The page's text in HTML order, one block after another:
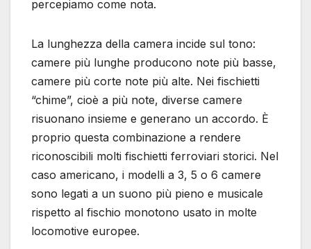
percepiamo come nota.
La lunghezza della camera incide sul tono:
camere più lunghe producono note più basse,
camere più corte note più alte. Nei fischietti
“chime”, cioè a più note, diverse camere
risuonano insieme e generano un accordo. È
proprio questa combinazione a rendere
riconoscibili molti fischietti ferroviari storici. Nel
caso americano, i modelli a 3, 5 o 6 camere
sono legati a un suono più pieno e musicale
rispetto al fischio monotono usato in molte
locomotive europee.